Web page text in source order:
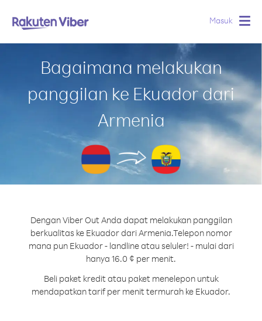
Masuk
Bagaimana melakukan
panggilan ke Ekuador dari
Armenia
Dengan Viber Out Anda dapat melakukan panggilan
berkualitas ke Ekuador dari Armenia.Telepon nomor
mana pun Ekuador - landline atau seluler! - mulai dari
hanya 16.0 ¢ per menit.
Beli paket kredit atau paket menelepon untuk
mendapatkan tarif per menit termurah ke Ekuador.